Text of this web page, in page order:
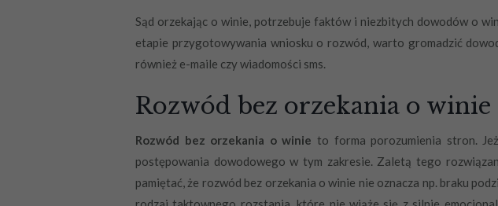
Sąd orzekając o winie, potrzebuje faktów i niezbitych dowodów o
etapie przygotowywania wniosku o rozwód, warto gromadzić
również e-maile czy wiadomości sms.
Rozwód bez orzekania o winie
Rozwód bez orzekania o winie to forma porozumienia stron.
postępowania dowodowego w tym zakresie. Zaletą tego
pamiętać, że rozwód bez orzekania o winie nie oznacza np. braku